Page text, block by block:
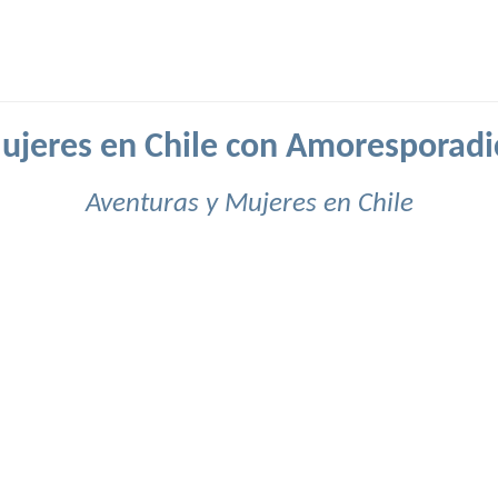
en Chile con
Aventuras y Mujeres en Chile